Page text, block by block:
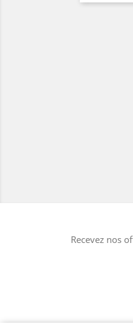
Recevez nos